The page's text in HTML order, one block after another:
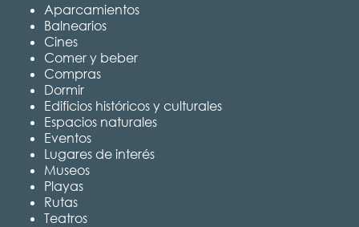
Aparcamientos
Balnearios
Cines
Comer y beber
Compras
Dormir
Edificios históricos y culturales
Espacios naturales
Eventos
Lugares de interés
Museos
Playas
Rutas
Teatros